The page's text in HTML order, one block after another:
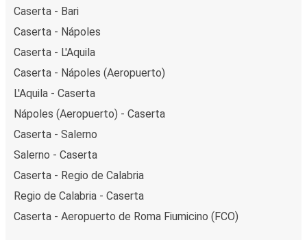
Caserta - Bari
Caserta - Nápoles
Caserta - L'Aquila
Caserta - Nápoles (Aeropuerto)
L'Aquila - Caserta
Nápoles (Aeropuerto) - Caserta
Caserta - Salerno
Salerno - Caserta
Caserta - Regio de Calabria
Regio de Calabria - Caserta
Caserta - Aeropuerto de Roma Fiumicino (FCO)